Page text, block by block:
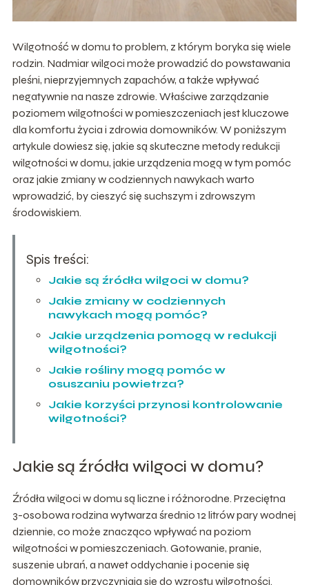
Wilgotność w domu to problem, z którym boryka się wiele
rodzin. Nadmiar wilgoci może prowadzić do powstawania
pleśni, nieprzyjemnych zapachów, a także wpływać
negatywnie na nasze zdrowie. Właściwe zarządzanie
poziomem wilgotności w pomieszczeniach jest kluczowe
dla komfortu życia i zdrowia domowników. W poniższym
artykule dowiesz się, jakie są skuteczne metody redukcji
wilgotności w domu, jakie urządzenia mogą w tym pomóc
oraz jakie zmiany w codziennych nawykach warto
wprowadzić, by cieszyć się suchszym i zdrowszym
środowiskiem.
Spis treści:
Jakie są źródła wilgoci w domu?
Jakie zmiany w codziennych
nawykach mogą pomóc?
Jakie urządzenia pomogą w redukcji
wilgotności?
Jakie rośliny mogą pomóc w
osuszaniu powietrza?
Jakie korzyści przynosi kontrolowanie
wilgotności?
Jakie są źródła wilgoci w domu?
Źródła wilgoci w domu są liczne i różnorodne. Przeciętna
3-osobowa rodzina wytwarza średnio 12 litrów pary wodnej
dziennie, co może znacząco wpływać na poziom
wilgotności w pomieszczeniach. Gotowanie, pranie,
suszenie ubrań, a nawet oddychanie i pocenie się
domowników przyczyniają się do wzrostu wilgotności.